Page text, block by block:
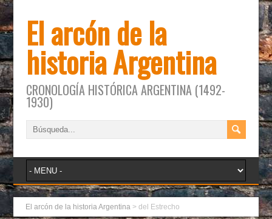
El arcón de la
historia Argentina
CRONOLOGÍA HISTÓRICA ARGENTINA (1492-
1930)
El arcón de la historia Argentina >del Estrecho